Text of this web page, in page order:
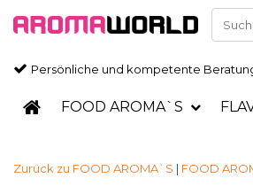
Persönliche und kompetente
FOOD AROMA`S
Zurück zu FOOD AROMA`S | FOOD